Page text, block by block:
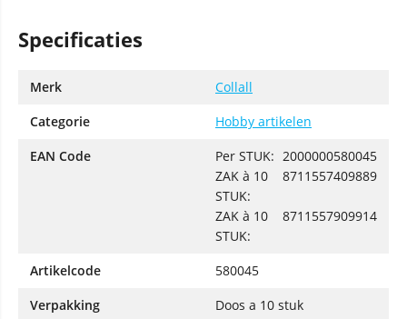
Specificaties
Merk
Collall
Categorie
Hobby artikelen
EAN Code
Per STUK: 2000000580045
ZAK à 10
STUK:
8711557409889
ZAK à 10
STUK:
8711557909914
Artikelcode
580045
Verpakking
Doos a 10 stuk